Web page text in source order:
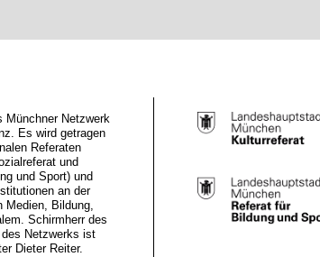
Netzwerk
Es wird getragen
Referaten
und
und Sport) und
an der
Medien, Bildung,
Schirmherr des
Netzwerks ist
Dieter Reiter.